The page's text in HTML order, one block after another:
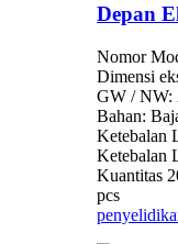
Depan
Nomor
Dimensi
GW / NW:
Bahan:
Ketebalan
Ketebalan
Kuantitas
pcs